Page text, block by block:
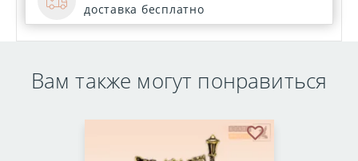
доставка бесплатно
Вам также могут понравиться
В избранное